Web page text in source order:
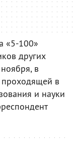
«5-100»
других
в
проходящей в
и науки